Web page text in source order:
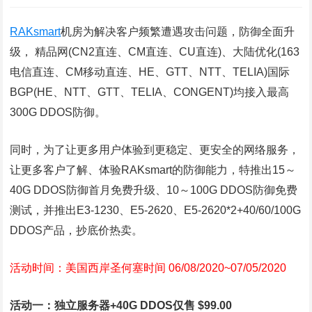
RAKsmart机房为解决客户频繁遭遇攻击问题，防御全面升
级， 精品网(CN2直连、CM直连、CU直连)、大陆优化(163
电信直连、CM移动直连、HE、GTT、NTT、TELIA)国际
BGP(HE、NTT、GTT、TELIA、CONGENT)均接入最高
300G DDOS防御。
同时，为了让更多用户体验到更稳定、更安全的网络服务，
让更多客户了解、体验RAKsmart的防御能力，特推出15～
40G DDOS防御首月免费升级、10～100G DDOS防御免费
测试，并推出E3-1230、E5-2620、E5-2620*2+40/60/100G
DDOS产品，抄底价热卖。
活动时间：美国西岸圣何塞时间 06/08/2020~07/05/2020
活动一：独立服务器+40G DDOS仅售 $99.00